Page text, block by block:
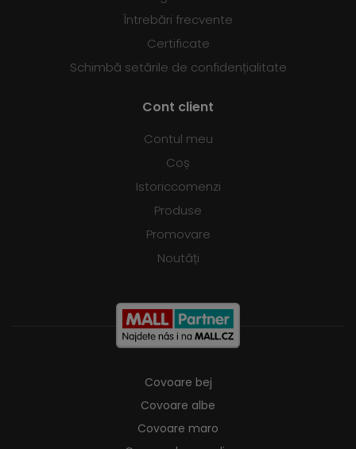
Întrebări frecvente
Certificate
Schimbă setările de confidențialitate
Cont client
Contul meu
Coș
Istoriccomenzi
Produse
Promovare
Noutăți
Covoare bej
Covoare albe
Covoare maro